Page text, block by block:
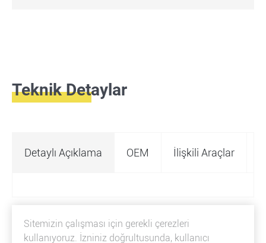
Teknik Detaylar
Detaylı Açıklama OEM İlişkili Araçlar
Sitemizin çalışması için gerekli çerezleri
kullanıyoruz. İzniniz doğrultusunda, kullanıcı